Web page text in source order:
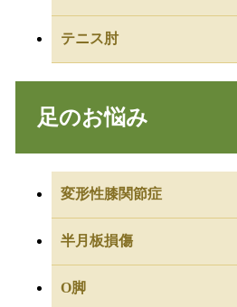
テニス肘
足のお悩み
変形性膝関節症
半月板損傷
O脚